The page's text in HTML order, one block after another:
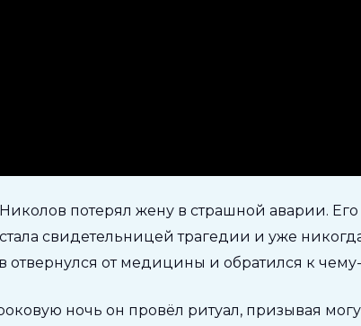
потерял жену в страшной аварии.
свидетельницей трагедии и уже
отвернулся от медицины и обратился к
ночь он провёл ритуал, призывая